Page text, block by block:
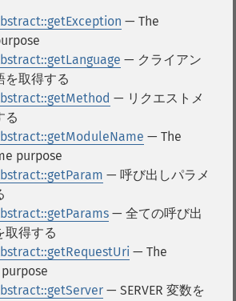
— The
— クライアン
を取得する
— リクエストメ
る
— The
purpose
— 呼び出しパラメ
— 全ての呼び出
取得する
— The
— SERVER 変数を